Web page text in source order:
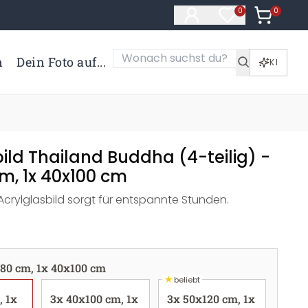
0
Artikel im
0
Artikel
Dein Foto auf... KI
Thailand Buddha (4-teilig) -
1x 40x100 cm
sorgt für entspannte Stunden.
cm, 1x 40x100 cm
1x 3x 40x100 cm, 1x
★beliebt
3x 50x120 cm, 1x